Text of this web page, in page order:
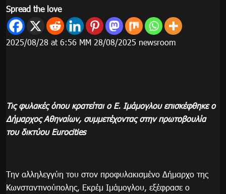
Spread the love
2025/08/28 at 6:56 ΜΜ 28/08/2025 newsroom
Τις φυλακές όπου κρατείται ο Ε. Ιμάμογλου επισκέφθηκε ο
Δήμαρχος Αθηναίων, συμμετέχοντας στην πρωτοβουλία
του δικτύου Eurocities
Την αλληλεγγύη του στον προφυλακισμένο Δήμαρχο της
Κωνσταντινούπολης, Εκρέμ Ιμάμογλου, εξέφρασε ο